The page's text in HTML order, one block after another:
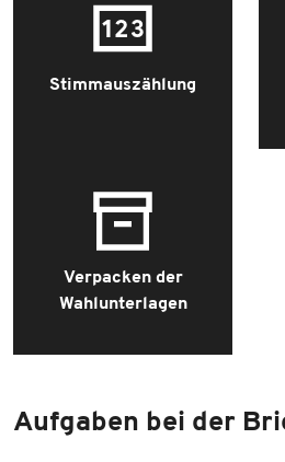
Stimmauszählung
Verpacken der
Wahlunterlagen
Aufgaben bei der